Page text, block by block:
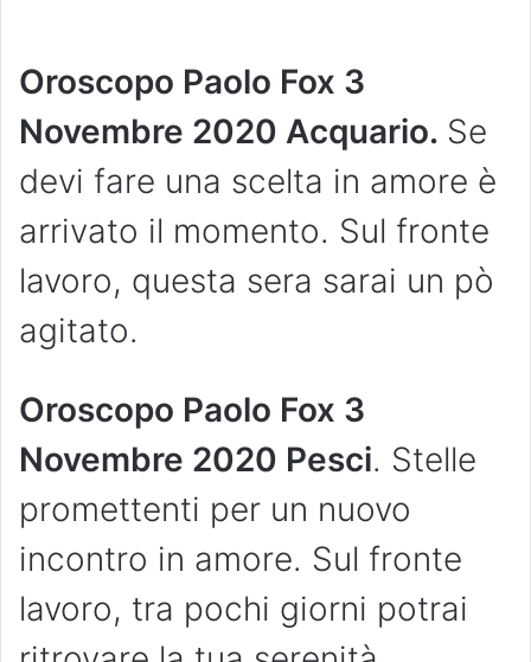
Oroscopo Paolo Fox 3
Novembre 2020 Acquario. Se
devi fare una scelta in amore è
arrivato il momento. Sul fronte
lavoro, questa sera sarai un pò
agitato.
Oroscopo Paolo Fox 3
Novembre 2020 Pesci. Stelle
promettenti per un nuovo
incontro in amore. Sul fronte
lavoro, tra pochi giorni potrai